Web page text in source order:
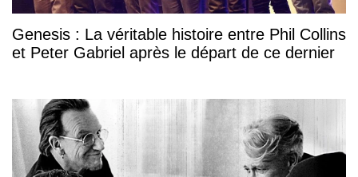
Genesis : La véritable histoire entre Phil Collins
et Peter Gabriel après le départ de ce dernier